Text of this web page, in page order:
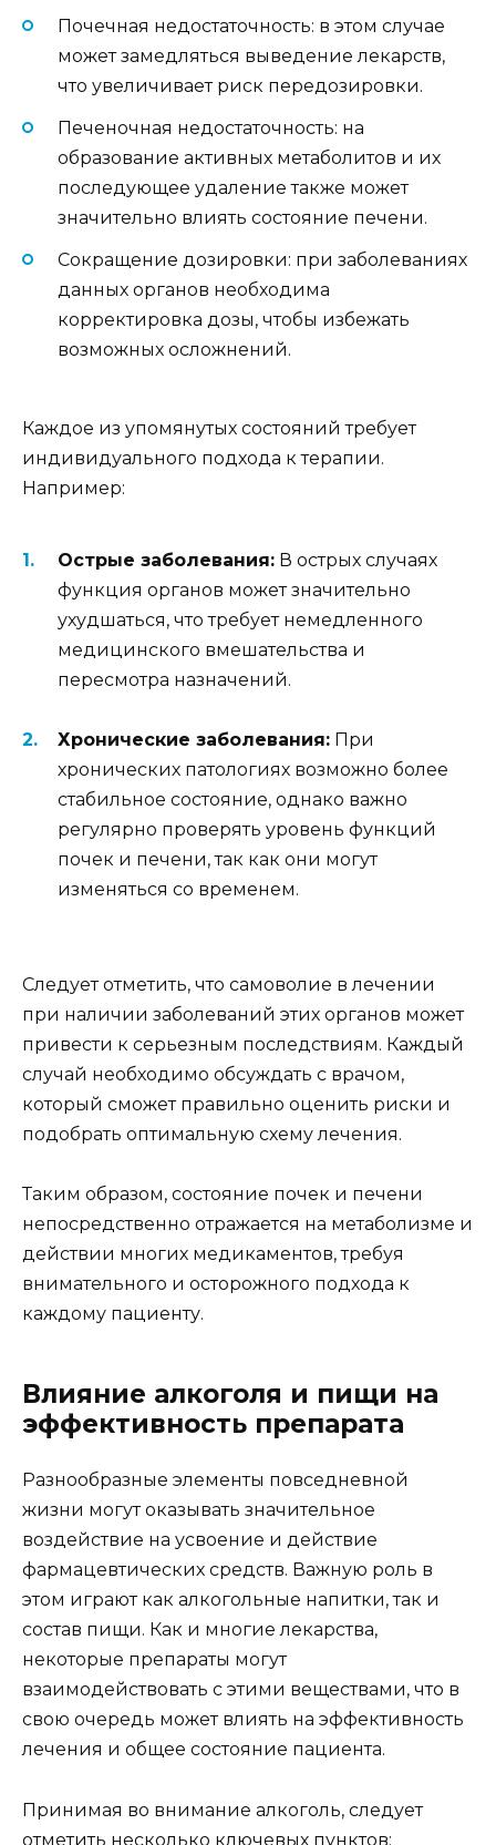
Почечная недостаточность: в этом случае
может замедляться выведение лекарств,
что увеличивает риск передозировки.
Печеночная недостаточность: на
образование активных метаболитов и их
последующее удаление также может
значительно влиять состояние печени.
Сокращение дозировки: при заболеваниях
данных органов необходима
корректировка дозы, чтобы избежать
возможных осложнений.
Каждое из упомянутых состояний требует
индивидуального подхода к терапии.
Например:
Острые заболевания: В острых случаях
функция органов может значительно
ухудшаться, что требует немедленного
медицинского вмешательства и
пересмотра назначений.
Хронические заболевания: При
хронических патологиях возможно более
стабильное состояние, однако важно
регулярно проверять уровень функций
почек и печени, так как они могут
изменяться со временем.
Следует отметить, что самоволие в лечении
при наличии заболеваний этих органов может
привести к серьезным последствиям. Каждый
случай необходимо обсуждать с врачом,
который сможет правильно оценить риски и
подобрать оптимальную схему лечения.
Таким образом, состояние почек и печени
непосредственно отражается на метаболизме и
действии многих медикаментов, требуя
внимательного и осторожного подхода к
каждому пациенту.
Влияние алкоголя и пищи на
эффективность препарата
Разнообразные элементы повседневной
жизни могут оказывать значительное
воздействие на усвоение и действие
фармацевтических средств. Важную роль в
этом играют как алкогольные напитки, так и
состав пищи. Как и многие лекарства,
некоторые препараты могут
взаимодействовать с этими веществами, что в
свою очередь может влиять на эффективность
лечения и общее состояние пациента.
Принимая во внимание алкоголь, следует
отметить несколько ключевых пунктов: